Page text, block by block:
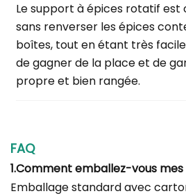
Le support à épices rotatif
sans renverser les épices
boîtes, tout en étant très
de gagner de la place et de
propre et bien rangée.
FAQ
1.Comment emballez-vous
Emballage standard avec